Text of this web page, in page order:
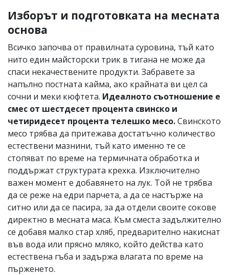
Изборът и подготовката на месната
основа
Всичко започва от правилната суровина, тъй като
нито един майсторски трик в тигана не може да
спаси некачествените продукти. Забравете за
напълно постната кайма, ако крайната ви цел са
сочни и меки кюфтета. Идеалното съотношение е
смес от шестдесет процента свинско и
четиридесет процента телешко месо.Свинското
месо трябва да притежава достатъчно количество
естествени мазнини, тъй като именно те се
стопяват по време на термичната обработка и
поддържат структурата крехка. Изключително
важен момент е добавянето на лук. Той не трябва
да се реже на едри парчета, а да се настърже на
ситно или да се пасира, за да отдели своите сокове
директно в месната маса. Към сместа задължително
се добавя малко стар хляб, предварително накиснат
във вода или прясно мляко, който действа като
естествена гъба и задържа влагата по време на
пърженето.